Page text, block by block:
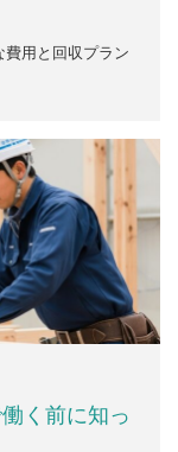
用と回収プラン
く前に知っ